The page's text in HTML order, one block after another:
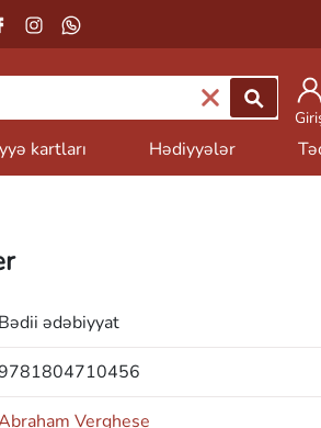
kartları Hədiyyələr
Bədii ədəbiyyat
Verghese